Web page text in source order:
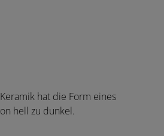
hat die Form eines
hell zu dunkel.